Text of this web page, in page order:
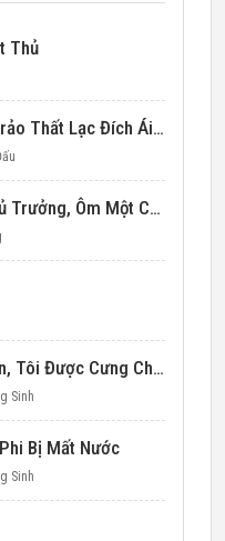
Thủ
Độ Thiệu Hoa - Tầm Trảo Thất Lạc Đích Ái Tình
Thập Niên 80: Này Thủ Trưởng, Ôm Một Cái Đi!
Thay Chị Vào Hào Môn, Tôi Được Cưng Chiều Hết Mực (Thập Niên 90)
Sinh
Bị Mất Nước
Sinh